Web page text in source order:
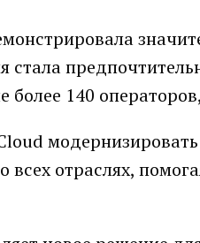
стала
более 140
всех отраслях,